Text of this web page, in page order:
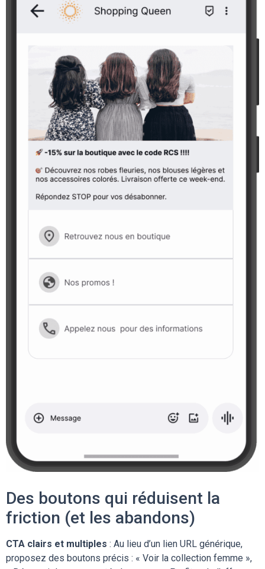
Des boutons qui réduisent la
friction (et les abandons)
CTA clairs et multiples : Au lieu d’un lien URL générique,
proposez des boutons précis : « Voir la collection femme »,